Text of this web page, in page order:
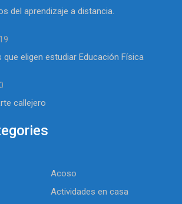
del aprendizaje a distancia.
eligen estudiar Educación Física
callejero
Acoso
Actividades en casa